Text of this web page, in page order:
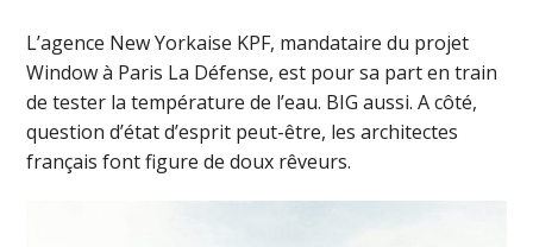
L’agence New Yorkaise KPF, mandataire du projet
Window à Paris La Défense, est pour sa part en train
de tester la température de l’eau. BIG aussi. A côté,
question d’état d’esprit peut-être, les architectes
français font figure de doux rêveurs.